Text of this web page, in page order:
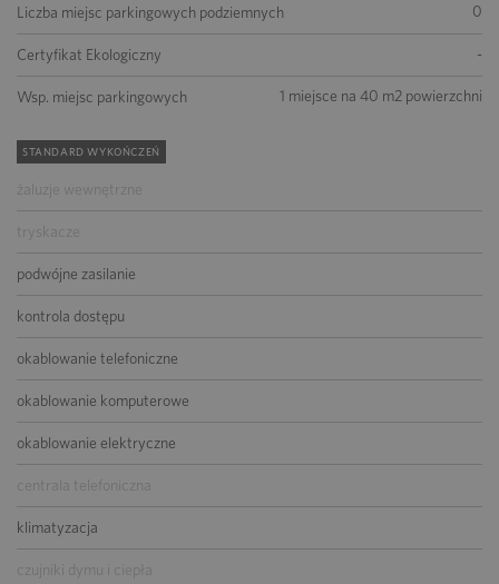
Liczba miejsc parkingowych podziemnych 0
Certyfikat Ekologiczny -
Wsp. miejsc parkingowych 1 miejsce na 40 m2 powierzchni
STANDARD WYKOŃCZEŃ
żaluzje wewnętrzne
tryskacze
podwójne zasilanie
kontrola dostępu
okablowanie telefoniczne
okablowanie komputerowe
okablowanie elektryczne
centrala telefoniczna
klimatyzacja
czujniki dymu i ciepła